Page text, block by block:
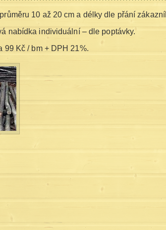
10 až 20 cm a délky dle přání
nabídka individuální – dle poptávky.
99 Kč / bm + DPH 21%.